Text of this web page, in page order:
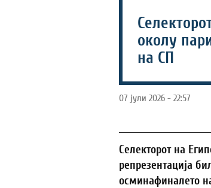
околу
на СП
07 јули 2026 - 22:57
Селекторот на
репрезентација
осминафиналето